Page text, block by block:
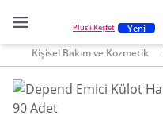
Plus'ı Keşfet Yeni
Kişisel Bakım ve Kozmetik